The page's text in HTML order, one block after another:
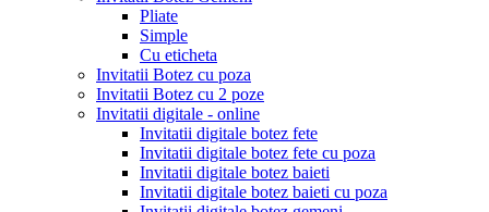
Pliate
Simple
Cu eticheta
Invitatii Botez cu poza
Invitatii Botez cu 2 poze
Invitatii digitale - online
Invitatii digitale botez fete
Invitatii digitale botez fete cu poza
Invitatii digitale botez baieti
Invitatii digitale botez baieti cu poza